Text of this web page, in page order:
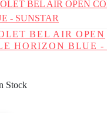
BEL AIR OPEN
HORIZON BLUE -
Stock